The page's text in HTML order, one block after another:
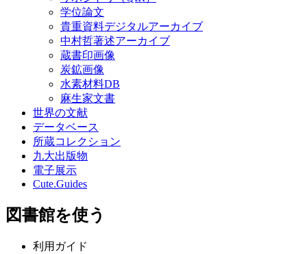
学位論文
貴重資料デジタルアーカイブ
中村哲著述アーカイブ
蔵書印画像
炭鉱画像
水素材料DB
麻生家文書
世界の文献
データベース
所蔵コレクション
九大出版物
電子展示
Cute.Guides
図書館を使う
利用ガイド